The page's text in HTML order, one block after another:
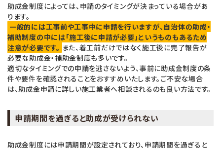
助成金制度によっては、申請のタイミングが決まっている場合があ
ります。
一般的には工事前や工事中に申請を行いますが、自治体の助成・
補助制度の中には「施工後に申請が必要」というものもあるため
注意が必要です。 また、着工前だけではなく施工後に完了報告が
必要な助成金・補助金制度も多いです。
適切なタイミングでの申請を逃さないよう、事前に助成金制度の条
件や要件を確認されることをおすすめいたします。ご不安な場合
は、助成金申請に詳しい施工業者へ相談されるのも良い方法です。
申請期間を過ぎると助成が受けられない
助成金制度には申請期間が設定されており、申請期間を過ぎると